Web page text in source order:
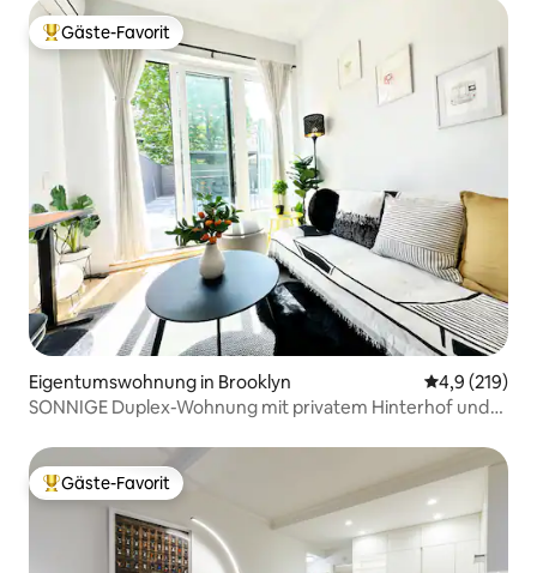
Beliebter Gäste-Favorit.
Gäste-Favorit
Eigentumswohnung in Brooklyn
4,9 (219)
SONNIGE Duplex-Wohnung mit privatem Hinterhof und
Beliebter Gäste-Favorit.
Gäste-Favorit